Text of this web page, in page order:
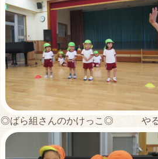
◎ばら組さんのかけっこ◎ やる